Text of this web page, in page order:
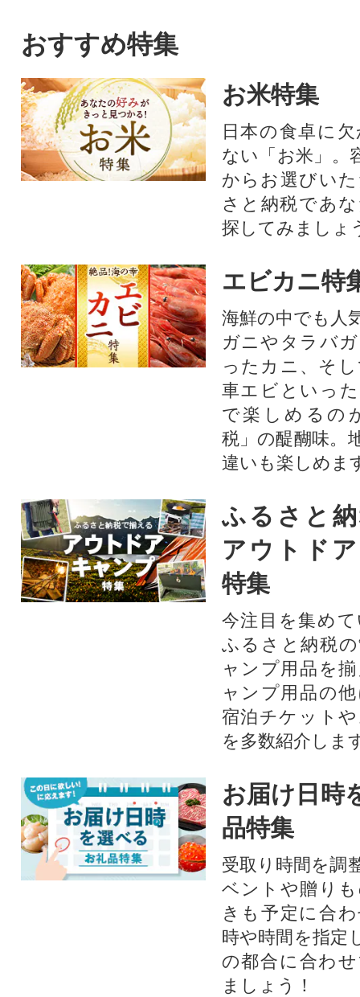
トを中心にぶどうをたくさん
作っている農家が自信を持っ
てお届けします。
おすすめ特集
お米特集
日本の食卓に
ない「お米」。
からお選びい
さと納税であ
探してみましょ
エビカニ特
海鮮の中でも人
ガニやタラバ
ったカニ、そ
車エビといっ
で楽しめるの
税」の醍醐味。
違いも楽しめま
ふるさと
アウトド
特集
今注目を集め
ふるさと納税
ャンプ用品を
ャンプ用品の
宿泊チケット
を多数紹介しま
お届け日時
品特集
受取り時間を調
ベントや贈り
きも予定に合
時や時間を指定
の都合に合わ
ましょう！